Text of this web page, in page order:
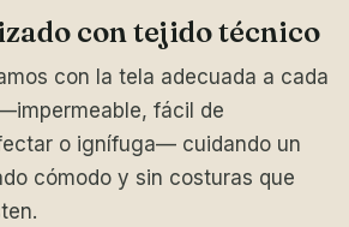
con tejido técnico
con la tela adecuada a cada
fácil de
o ignífuga— cuidando un
cómodo y sin costuras que